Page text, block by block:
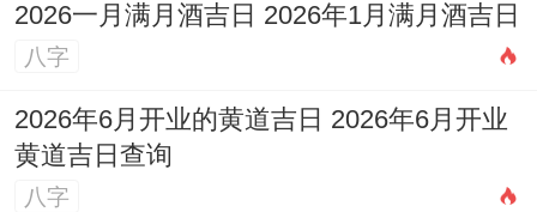
2026一月满月酒吉日 2026年1月满月酒吉日
八字
2026年6月开业的黄道吉日 2026年6月开业
黄道吉日查询
八字